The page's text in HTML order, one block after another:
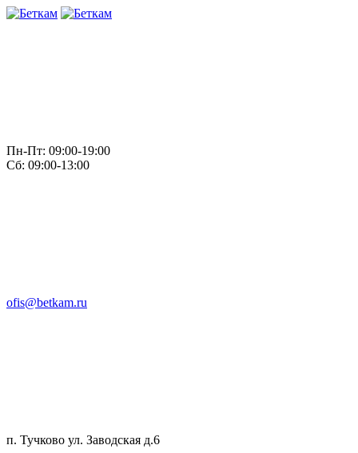
Пн-Пт: 09:00-19:00
Сб: 09:00-13:00
ofis@betkam.ru
п. Тучково ул. Заводская д.6